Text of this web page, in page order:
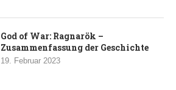
God of War: Ragnarök –
Zusammenfassung der Geschichte
19. Februar 2023